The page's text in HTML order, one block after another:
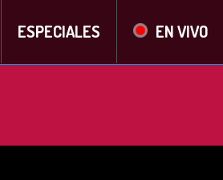
ESPECIALES EN VIVO